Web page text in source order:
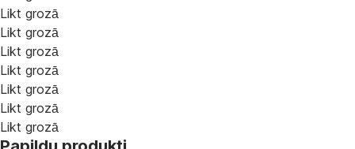
Likt grozā
Likt grozā
Likt grozā
Likt grozā
Likt grozā
Likt grozā
Likt grozā